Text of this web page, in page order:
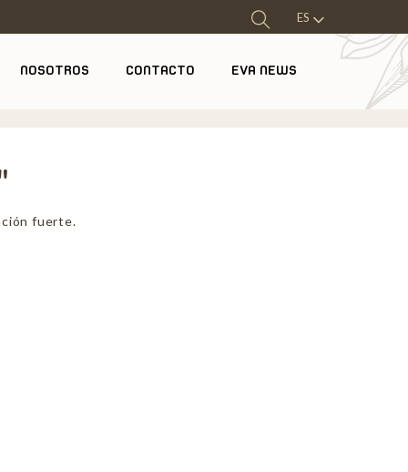
ES
NOSOTROS CONTACTO EVA NEWS
fuerte.